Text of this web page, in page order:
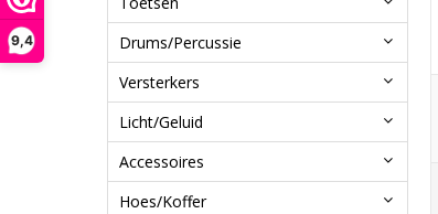
9,4
Drums/Percussie
Versterkers
Licht/Geluid
Accessoires
Hoes/Koffer